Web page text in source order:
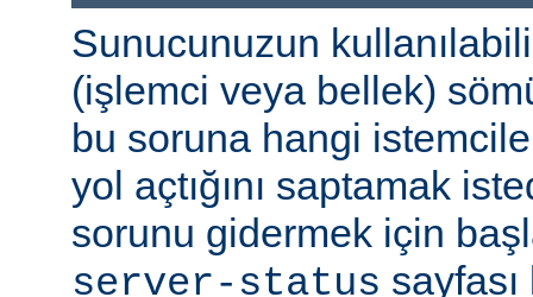
Sunucunuzun
(işlemci veya bellek)
bu soruna hangi
yol açtığını saptamak
sorunu gidermek için
server-status